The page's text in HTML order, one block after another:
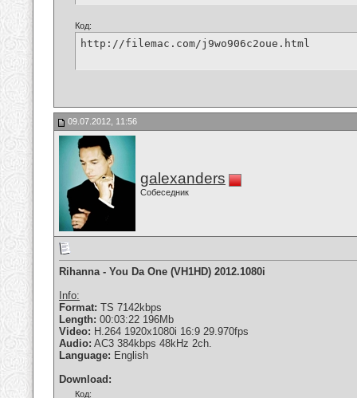
Код:
http://filemac.com/j9wo906c2oue.html
09.07.2012, 11:56
galexanders
Собеседник
Rihanna - You Da One (VH1HD) 2012.1080i
Info:
Format: TS 7142kbps
Length: 00:03:22 196Mb
Video: H.264 1920x1080i 16:9 29.970fps
Audio: AC3 384kbps 48kHz 2ch.
Language: English
Download:
Код: